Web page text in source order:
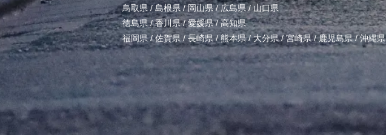
鳥取県/島根県/岡山県/広島県/山口県
徳島県/香川県/愛媛県/高知県
福岡県/佐賀県/長崎県 /熊本県/大分県/宮崎県/鹿児島県/沖縄県